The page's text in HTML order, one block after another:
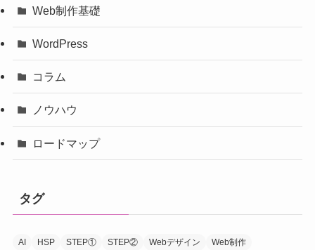
Web制作基礎
WordPress
コラム
ノウハウ
ロードマップ
タグ
AI HSP STEP① STEP② Webデザイン
Web制作